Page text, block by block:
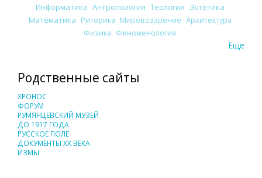
Информатика Антропология Теология Эстетика
Математика Риторика Мировоззрение Архитектура
Физика Феноменология
Еще
Родственные сайты
ХРОНОС
ФОРУМ
РУМЯНЦЕВСКИЙ МУЗЕЙ
ДО 1917 ГОДА
РУССКОЕ ПОЛЕ
ДОКУМЕНТЫ XX ВЕКА
ИЗМЫ